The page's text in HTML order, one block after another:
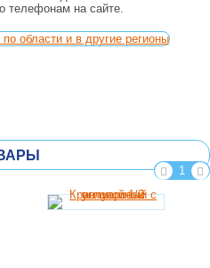
телефонам на сайте.
области и в другие регионы
1